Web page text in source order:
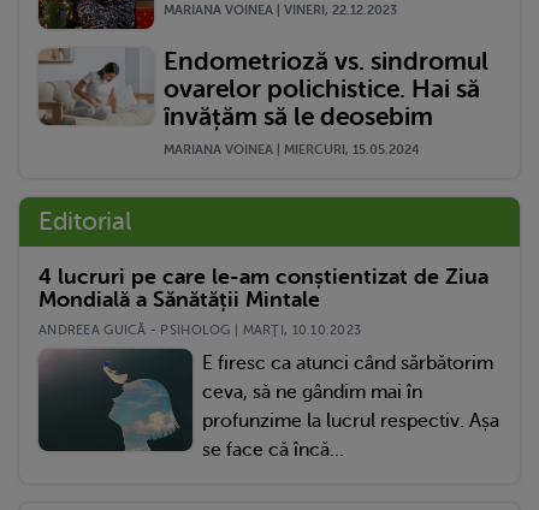
MARIANA VOINEA | VINERI, 22.12.2023
Endometrioză vs. sindromul
ovarelor polichistice. Hai să
învățăm să le deosebim
MARIANA VOINEA | MIERCURI, 15.05.2024
Editorial
4 lucruri pe care le-am conștientizat de Ziua
Mondială a Sănătății Mintale
ANDREEA GUICĂ - PSIHOLOG | MARŢI, 10.10.2023
E firesc ca atunci când sărbătorim
ceva, să ne gândim mai în
profunzime la lucrul respectiv. Așa
se face că încă...